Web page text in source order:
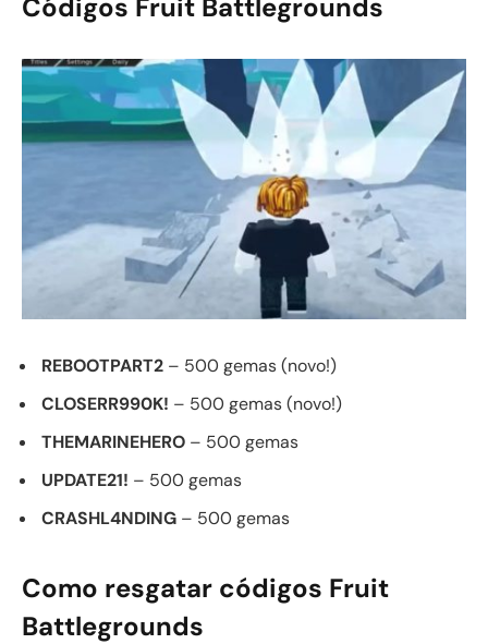
Códigos Fruit Battlegrounds
REBOOTPART2 – 500 gemas (novo!)
CLOSERR990K! – 500 gemas (novo!)
THEMARINEHERO – 500 gemas
UPDATE21! – 500 gemas
CRASHL4NDING – 500 gemas
Como resgatar códigos Fruit
Battlegrounds